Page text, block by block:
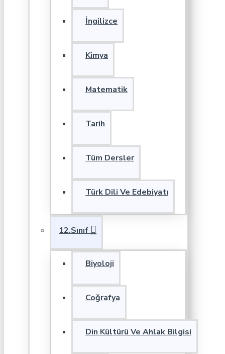
İngilizce
Kimya
Matematik
Tarih
Tüm Dersler
Türk Dili Ve Edebiyatı
12.Sınıf
Biyoloji
Coğrafya
Din Kültürü Ve Ahlak Bilgisi